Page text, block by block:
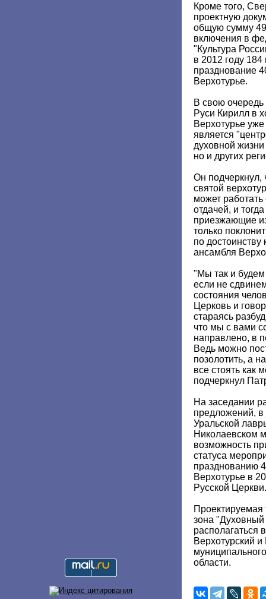
Кроме того,
проектную
общую сумму
включения в
"Культура
в 2012 году
празднование
Верхотурье.
В свою
Руси Кирилл в
Верхотурье
является
духовной
но и других
Он подчеркнул,
святой
может
отдачей, и
приезжающие
только
по достоинству
ансамбля
"Мы так и будем
если не
состояния
Церковь и
стараясь
что мы с вами
направлено, в
Ведь можно
позолотить, а
все стоять как
подчеркнул
На заседании
предложений, в
Уральской
Николаевском
возможность
статуса
празднованию
Верхотурье в
Русской Церкви.
Проектируемая
зона "Духовный
располагаться
Верхотурский
области.